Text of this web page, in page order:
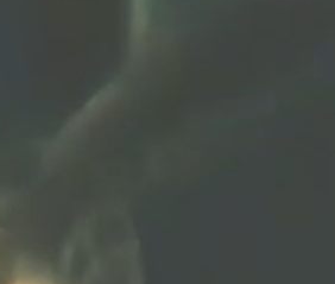
تملأ الشاشات وتخطف
خلف الكاميرات، لم تكن الحياة